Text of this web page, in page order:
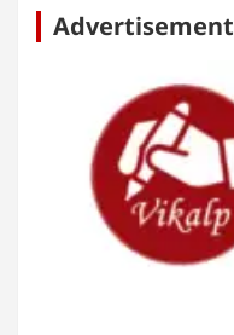
Advertisement